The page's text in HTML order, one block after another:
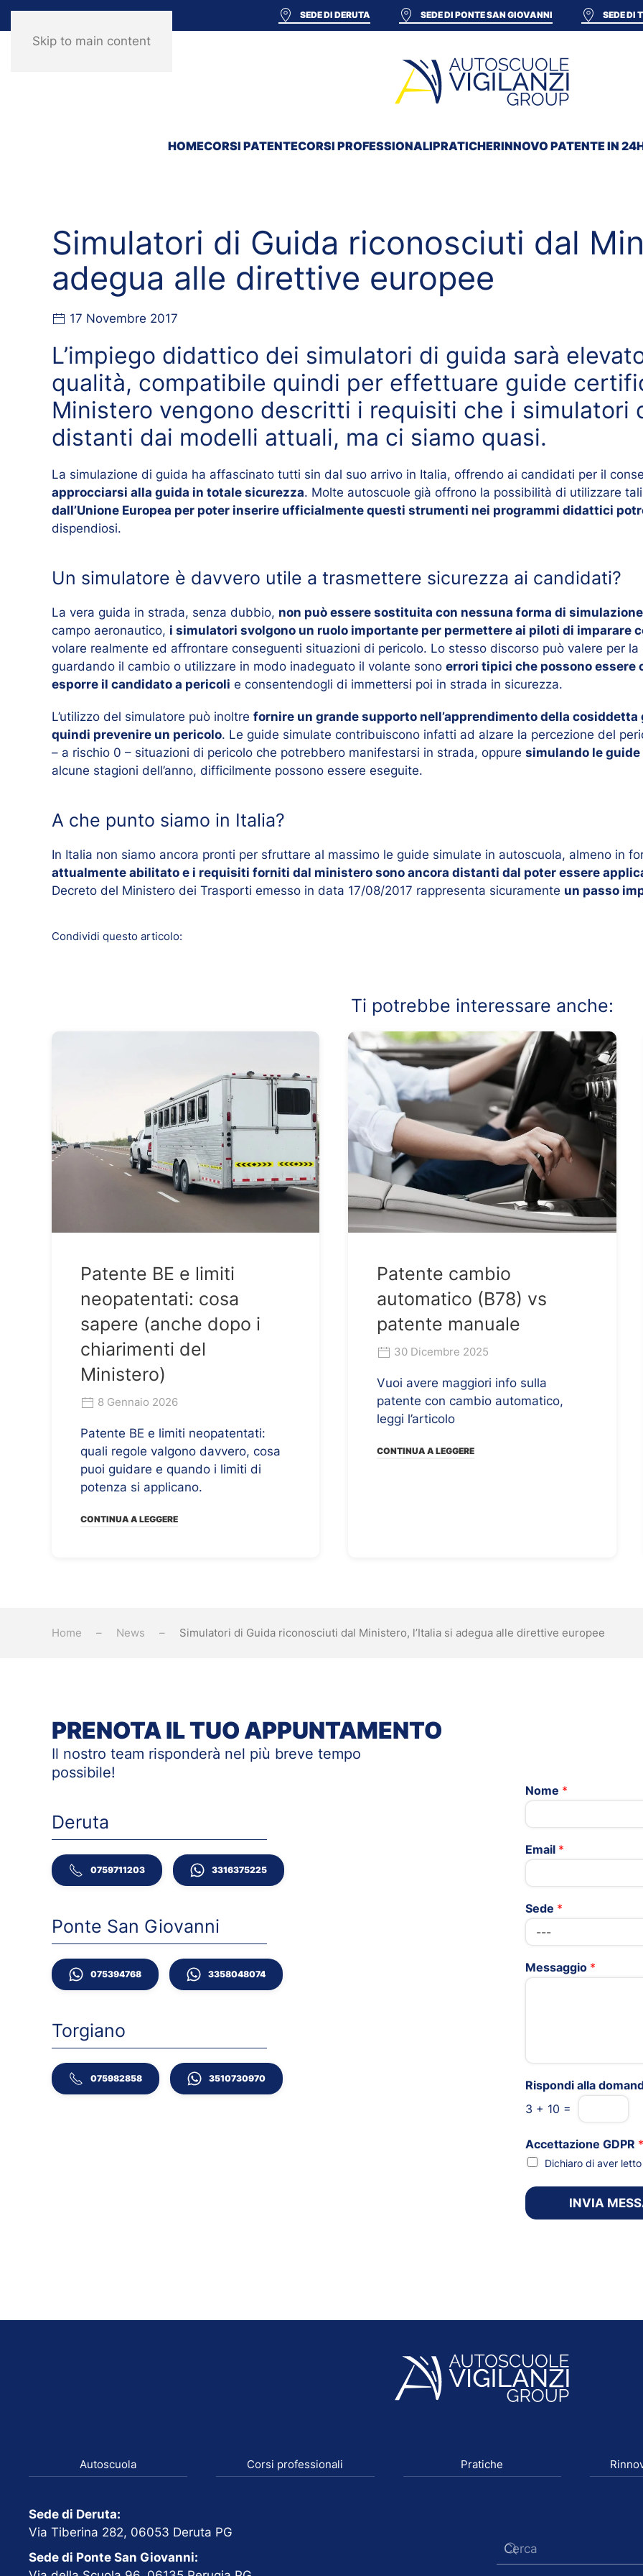
Skip to main content
SEDE DI DERUTA SEDE DI PONTE SAN GIOVANNI SEDE DI
HOMECORSI PATENTECORSI PROFESSIONALIPRATICHERINNOVO PATENTE IN
Simulatori di Guida riconosciuti dal
adegua alle direttive europee
17 Novembre 2017
L’impiego didattico dei simulatori di guida sarà
qualità, compatibile quindi per effettuare guide
Ministero vengono descritti i requisiti che i simulatori
distanti dai modelli attuali, ma ci siamo quasi.
La simulazione di guida ha affascinato tutti sin dal suo arrivo in Italia, offrendo ai candidati per il
approcciarsi alla guida in totale sicurezza. Molte autoscuole già offrono la possibilità di utilizzare
dall’Unione Europea per poter inserire ufficialmente questi strumenti nei programmi didattici
dispendiosi.
Un simulatore è davvero utile a trasmettere sicurezza ai candidati?
La vera guida in strada, senza dubbio, non può essere sostituita con nessuna forma di simulazione
campo aeronautico, i simulatori svolgono un ruolo importante per permettere ai piloti di imparare
volare realmente ed affrontare conseguenti situazioni di pericolo. Lo stesso discorso può valere per
guardando il cambio o utilizzare in modo inadeguato il volante sono errori tipici che possono essere
esporre il candidato a pericoli e consentendogli di immettersi poi in strada in sicurezza.
L’utilizzo del simulatore può inoltre fornire un grande supporto nell’apprendimento della
quindi prevenire un pericolo. Le guide simulate contribuiscono infatti ad alzare la percezione del
– a rischio 0 – situazioni di pericolo che potrebbero manifestarsi in strada, oppure simulando le
alcune stagioni dell’anno, difficilmente possono essere eseguite.
A che punto siamo in Italia?
In Italia non siamo ancora pronti per sfruttare al massimo le guide simulate in autoscuola, almeno in
attualmente abilitato e i requisiti forniti dal ministero sono ancora distanti dal poter essere
Decreto del Ministero dei Trasporti emesso in data 17/08/2017 rappresenta sicuramente un passo
Condividi questo articolo:
Ti potrebbe interessare anche:
Patente BE e limiti
neopatentati: cosa
sapere (anche dopo i
chiarimenti del
Ministero)
8 Gennaio 2026
Patente BE e limiti neopatentati:
quali regole valgono davvero, cosa
puoi guidare e quando i limiti di
potenza si applicano.
CONTINUA A LEGGERE
Patente cambio
automatico (B78) vs
patente manuale
30 Dicembre 2025
Vuoi avere maggiori info sulla
patente con cambio automatico,
leggi l’articolo
CONTINUA A LEGGERE
Home News Simulatori di Guida riconosciuti dal Ministero, l’Italia si adegua alle direttive europee
PRENOTA IL TUO APPUNTAMENTO
Il nostro team risponderà nel più breve tempo
possibile!
Deruta
0759711203 3316375225
Ponte San Giovanni
075394768 3358048074
Torgiano
075982858 3510730970
Nome *
Email *
Sede *
Messaggio *
Rispondi alla
3 + 10 =
Accettazione GDPR *
Dichiaro di aver
INVIA
Autoscuola Corsi professionali Pratiche
Sede di Deruta:
Via Tiberina 282, 06053 Deruta PG
Sede di Ponte San Giovanni: